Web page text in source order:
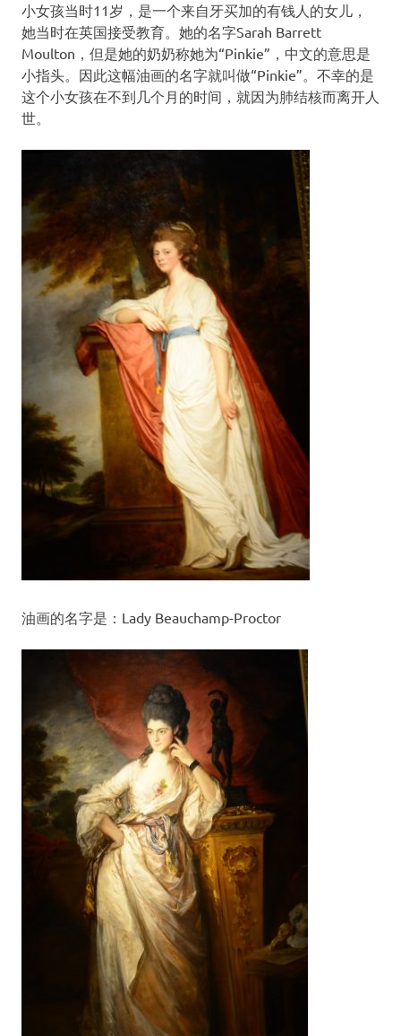
小女孩当时11岁，是一个来自牙买加的有钱人的女儿，
她当时在英国接受教育。她的名字Sarah Barrett
Moulton，但是她的奶奶称她为“Pinkie”，中文的意思是
小指头。因此这幅油画的名字就叫做“Pinkie”。不幸的是
这个小女孩在不到几个月的时间，就因为肺结核而离开人
世。
油画的名字是：Lady Beauchamp-Proctor